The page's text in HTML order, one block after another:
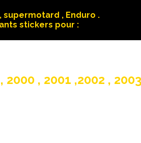
supermotard , Enduro .
stickers pour :
, 2001 ,2002 ,